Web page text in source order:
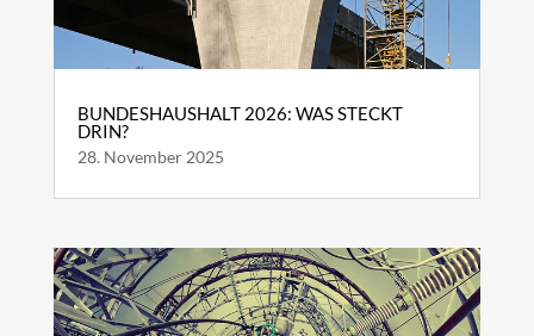
BUNDESHAUSHALT 2026: WAS STECKT
DRIN?
28. November 2025